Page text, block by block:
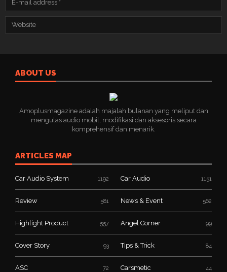
ABOUT US
Amoplusmagazine adalah majalah bulanan yang meliput dan
mengulas audio mobil, modifikasi dan aksesoris secara
komprehensif dan menarik.
ARTICLES MAP
Car Audio System 1192 Car Audio 1151
Review 581 News & Event 562
Highlight Product 557 Angel Corner 99
Cover Story 93 Tips & Trick 84
ASC 72 Carsmetic 44